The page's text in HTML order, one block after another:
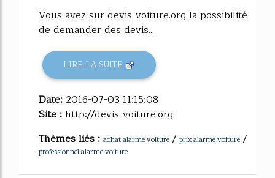
Vous avez sur devis-voiture.org la possibilité
de demander des devis...
LIRE LA SUITE
Date: 2016-07-03 11:15:08
Site :http://devis-voiture.org
Thèmes liés : achat alarme voiture / prix alarme voiture /
professionnel alarme voiture